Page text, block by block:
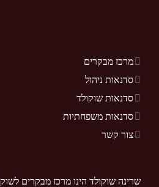
מרכז מבקרים
סדנאות ניהול
סדנאות שוקולד
סדנאות משפחתיות
צור קשר
שרינה שוקולד הינו מרכז מבקרים